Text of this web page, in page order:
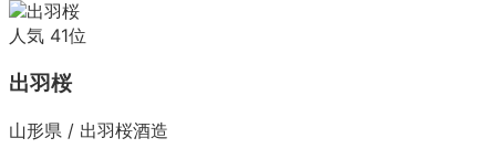
人気 41位
出羽桜
山形県 / 出羽桜酒造